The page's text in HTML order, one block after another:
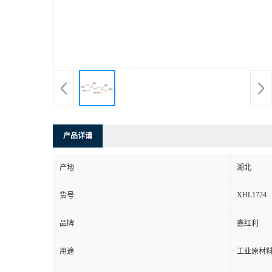
产品详请
产地 湖北
货号 XHL1724
品牌 鑫红利
用途 工业原材